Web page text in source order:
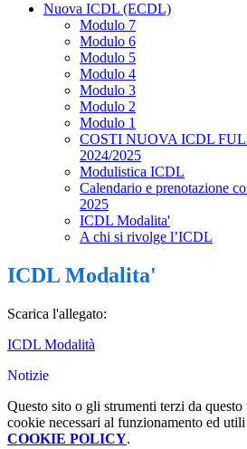
Nuova ICDL (ECDL)
Modulo 7
Modulo 6
Modulo 5
Modulo 4
Modulo 3
Modulo 2
Modulo 1
COSTI NUOVA ICDL
2024/2025
Modulistica ICDL
Calendario e prenotazione
2025
ICDL Modalita'
A chi si rivolge l’ICDL
ICDL Modalita'
Scarica l'allegato:
ICDL Modalità
Notizie
Questo sito o gli strumenti terzi da
cookie necessari al funzionamento ed
COOKIE POLICY.